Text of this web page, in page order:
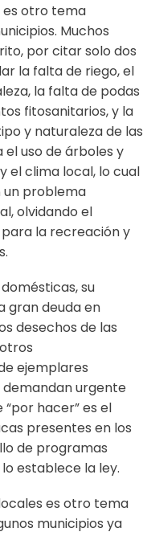
es otro tema
Muchos
por citar solo dos
la falta de riego, el
la falta de podas
fitosanitarios, y la
y naturaleza de las
el uso de árboles y
el clima local, lo cual
un problema
olvidando el
la recreación y
su
gran deuda en
desechos de las
ejemplares
demandan urgente
hacer” es el
presentes en los
de programas
establece la ley.
es otro tema
municipios ya